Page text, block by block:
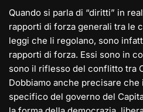
Quando si parla di “diritti” in
rapporti di forza generali tra le
leggi che li regolano, sono
rapporti di forza. Essi sono in
sono il riflesso del conflitto tra
Dobbiamo anche precisare che
specifico del governo del